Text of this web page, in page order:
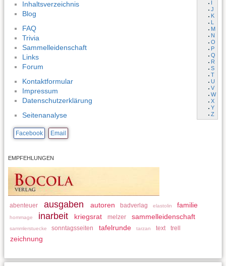
I
J
K
L
M
N
O
P
Q
R
S
T
U
V
W
X
Y
Z
Inhaltsverzeichnis
Blog
FAQ
Trivia
Sammelleidenschaft
Links
Forum
Kontaktformular
Impressum
Datenschutzerklärung
Seitenanalyse
Facebook Email
EMPFEHLUNGEN
abenteuer ausgaben autoren badverlag elastolin familie
hommage inarbeit kriegsrat melzer sammelleidenschaft
sammlerstuecke sonntagsseiten tafelrunde tarzan text trell
zeichnung